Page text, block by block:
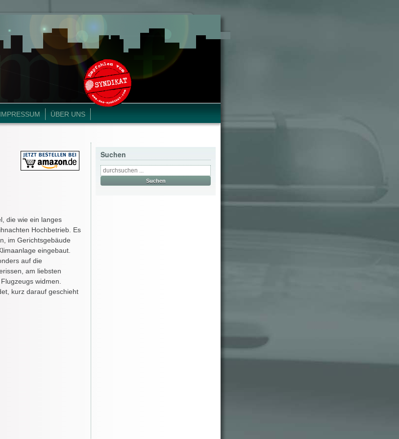
IMPRESSUM ÜBER UNS
die wie ein langes
Hochbetrieb. Es
im Gerichtsgebäude
eingebaut.
auf die
am liebsten
widmen.
kurz darauf geschieht
Suchen